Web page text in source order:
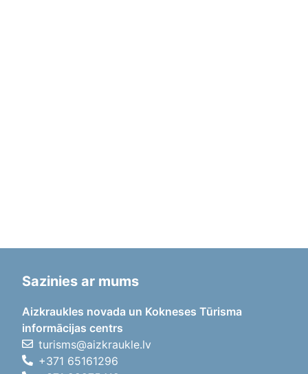
Sazinies ar mums
Aizkraukles novada un Kokneses Tūrisma
informācijas centrs
turisms@aizkraukle.lv
+371 65161296